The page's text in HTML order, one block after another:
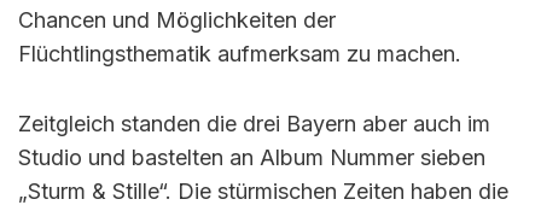
Chancen und Möglichkeiten der
Flüchtlingsthematik aufmerksam zu machen.
Zeitgleich standen die drei Bayern aber auch im
Studio und bastelten an Album Nummer sieben
„Sturm & Stille“. Die stürmischen Zeiten haben die